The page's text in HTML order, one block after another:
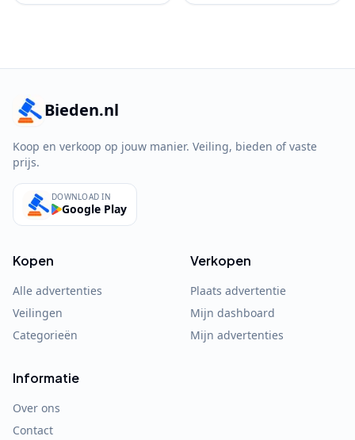
Bieden.nl
Koop en verkoop op jouw manier. Veiling, bieden of vaste
prijs.
DOWNLOAD IN
Google Play
Kopen
Alle advertenties
Veilingen
Categorieën
Verkopen
Plaats advertentie
Mijn dashboard
Mijn advertenties
Informatie
Over ons
Contact